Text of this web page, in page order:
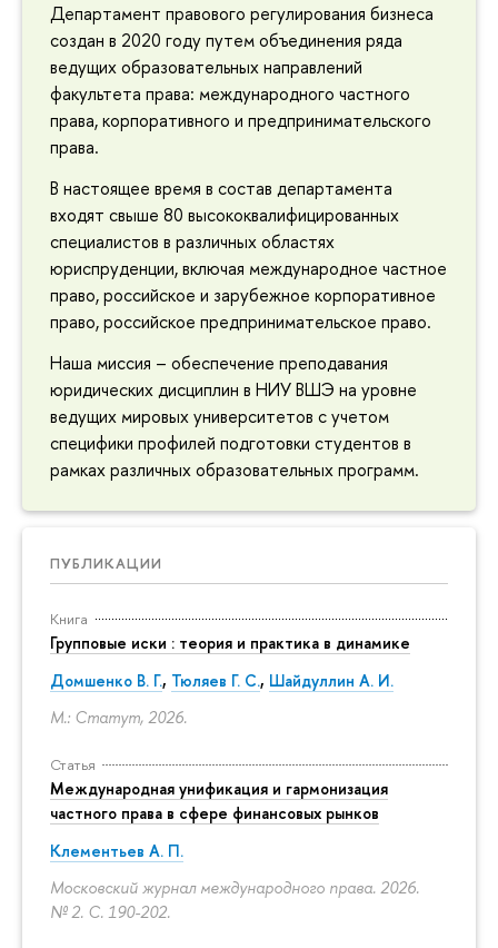
Департамент правового регулирования бизнеса
создан в 2020 году путем объединения ряда
ведущих образовательных направлений
факультета права: международного частного
права, корпоративного и предпринимательского
права.
В настоящее время в состав департамента
входят свыше 80 высококвалифицированных
специалистов в различных областях
юриспруденции, включая международное частное
право, российское и зарубежное корпоративное
право, российское предпринимательское право.
Наша миссия – обеспечение преподавания
юридических дисциплин в НИУ ВШЭ на уровне
ведущих мировых университетов с учетом
специфики профилей подготовки студентов в
рамках различных образовательных программ.
ПУБЛИКАЦИИ
Книга
Групповые иски : теория и практика в динамике
Домшенко В. Г., Тюляев Г. С., Шайдуллин А. И.
М.: Статут, 2026.
Статья
Международная унификация и гармонизация
частного права в сфере финансовых рынков
Клементьев А. П.
Московский журнал международного права. 2026.
№ 2. С. 190-202.